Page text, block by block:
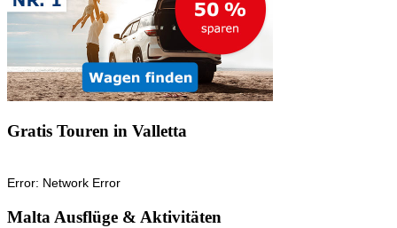
Gratis Touren in Valletta
Malta Ausflüge & Aktivitäten